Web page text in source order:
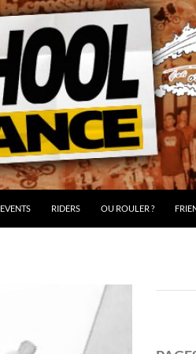
EVENTS RIDERS OU ROULER ?